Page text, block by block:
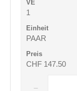
1
PAAR
CHF 147.50